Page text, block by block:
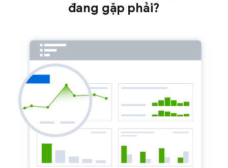
đang gặp phải?